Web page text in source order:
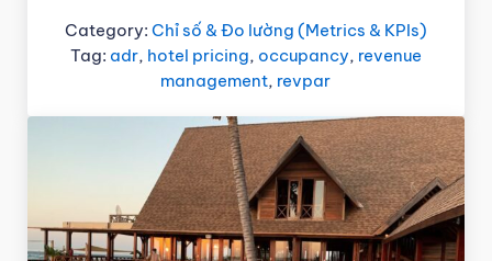
Category: Chỉ số & Đo lường (Metrics & KPIs)
Tag: adr, hotel pricing, occupancy, revenue
management, revpar